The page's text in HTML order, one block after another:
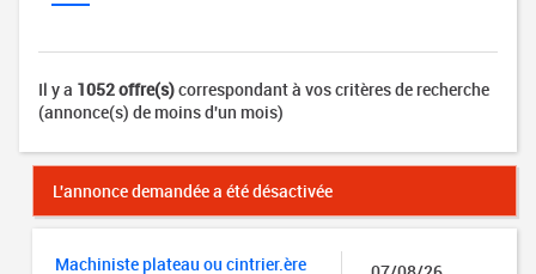
Il y a 1052 offre(s)correspondant à vos critères de recherche
(annonce(s) de moins d'un mois)
L'annonce demandée a été désactivée
Machiniste plateau ou cintrier.ère